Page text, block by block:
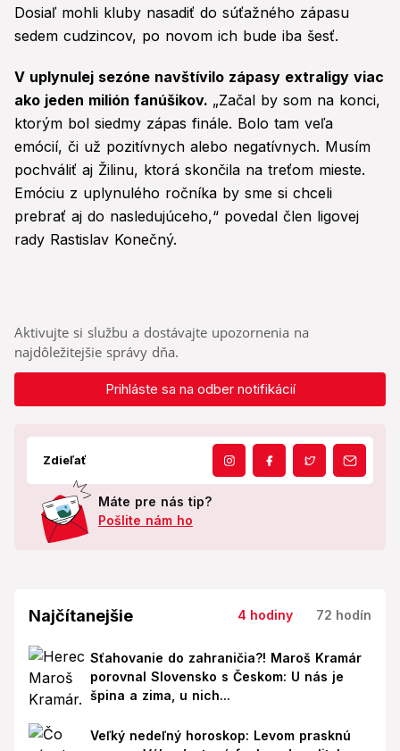
Dosiaľ mohli kluby nasadiť do súťažného zápasu
sedem cudzincov, po novom ich bude iba šesť.
V uplynulej sezóne navštívilo zápasy extraligy viac
ako jeden milión fanúšikov. „Začal by som na konci,
ktorým bol siedmy zápas finále. Bolo tam veľa
emócií, či už pozitívnych alebo negatívnych. Musím
pochváliť aj Žilinu, ktorá skončila na treťom mieste.
Emóciu z uplynulého ročníka by sme si chceli
prebrať aj do nasledujúceho,“ povedal člen ligovej
rady Rastislav Konečný.
Aktivujte si službu a dostávajte upozornenia na
najdôležitejšie správy dňa.
Prihláste sa na odber notifikácií
Zdieľať
Máte pre nás tip?
Pošlite nám ho
Najčítanejšie 4 hodiny 72 hodín
Sťahovanie do zahraničia?! Maroš Kramár
porovnal Slovensko s Českom: U nás je
špina a zima, u nich...
Veľký nedeľný horoskop: Levom prasknú